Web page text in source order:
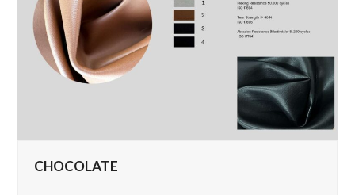
CHOCOLATE